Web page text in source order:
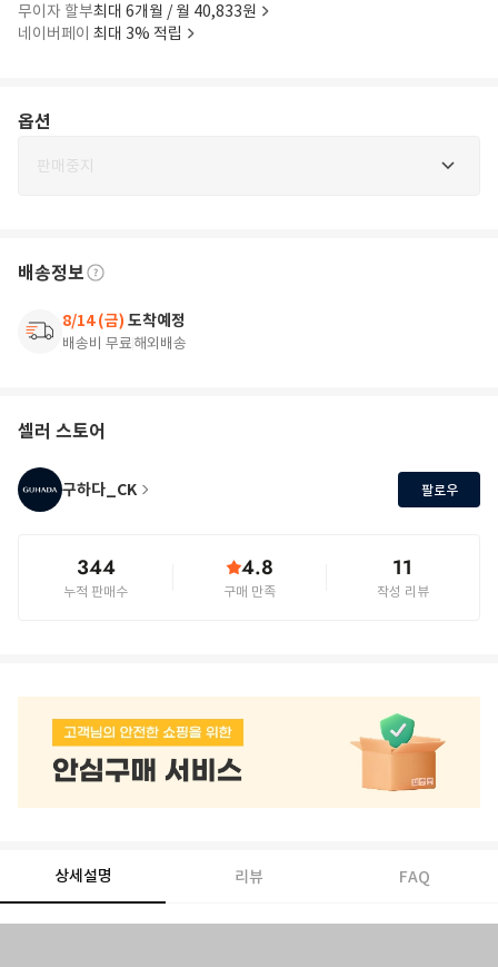
무이자 할부최대 6개월 / 월 40,833원
네이버페이 최대 3% 적립
옵션
판매중지
배송정보
8/14 (금) 도착예정
배송비 무료해외배송
셀러 스토어
구하다_CK 팔로우
344
누적 판매수
4.8
구매 만족
11
작성 리뷰
상세설명 리뷰 FAQ